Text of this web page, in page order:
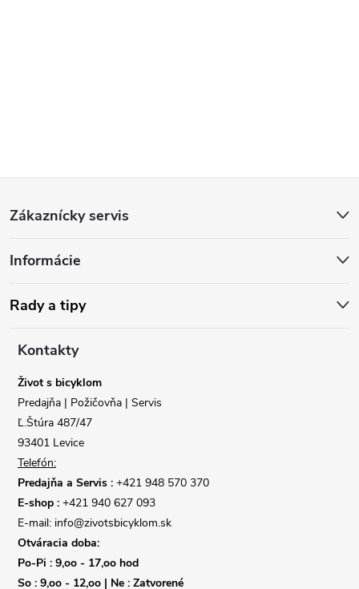
p
ä
Zákaznícky servis
Informácie
Rady a tipy
Kontakty
Život s bicyklom
Predajňa | Požičovňa | Servis
Ľ.Štúra 487/47
93401 Levice
Telefón:
Predajňa a Servis : +421 948 570 370
E-shop : +421 940 627 093
E-mail: info@zivotsbicyklom.sk
Otváracia doba:
Po-Pi : 9,oo - 17,oo hod
So : 9,oo - 12,oo | Ne : Zatvorené